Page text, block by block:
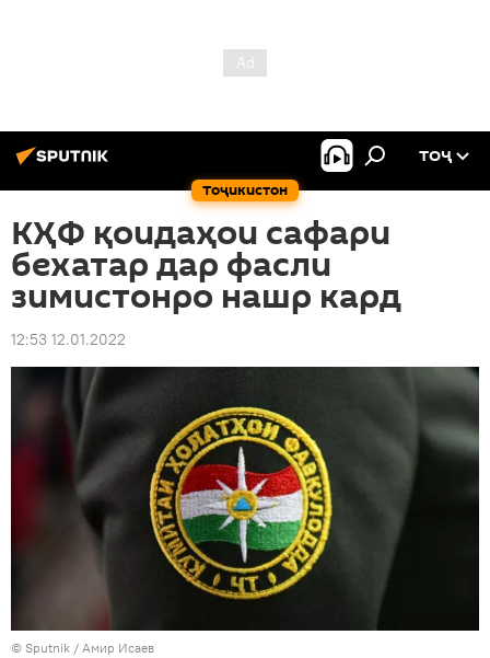
Тоҷикистон
ТОҶ
КҲФ қоидаҳои сафари
бехатар дар фасли
зимистонро нашр кард
12:53 12.01.2022
© Sputnik / Амир Исаев